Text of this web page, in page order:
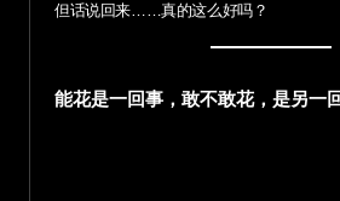
但话说回来……真的这么好吗？
能花是一回事，敢不敢花，是另一